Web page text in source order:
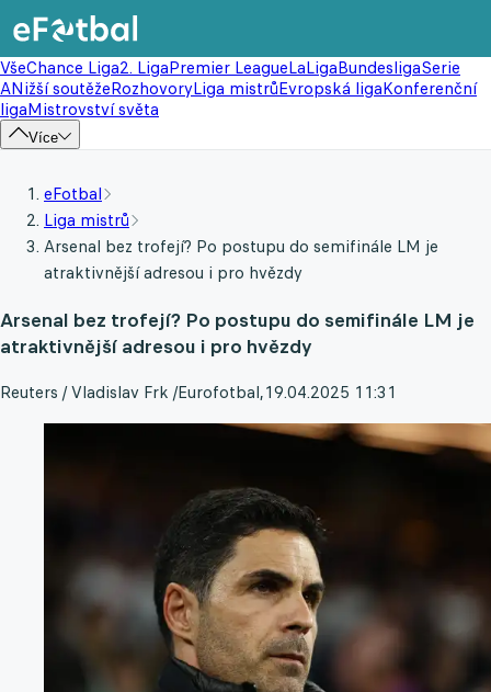
VšeChance Liga2. LigaPremier LeagueLaLigaBundesligaSerie
ANižší soutěžeRozhovoryLiga mistrůEvropská ligaKonferenční
ligaMistrovství světa
Více
eFotbal
Liga mistrů
Arsenal bez trofejí? Po postupu do semifinále LM je
atraktivnější adresou i pro hvězdy
Arsenal bez trofejí? Po postupu do semifinále LM je
atraktivnější adresou i pro hvězdy
Reuters / Vladislav Frk /Eurofotbal,19.04.2025 11:31